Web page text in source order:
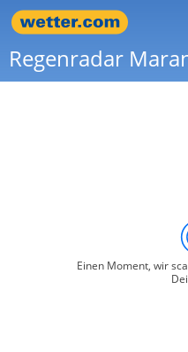
Regenradar
Einen Moment, wir